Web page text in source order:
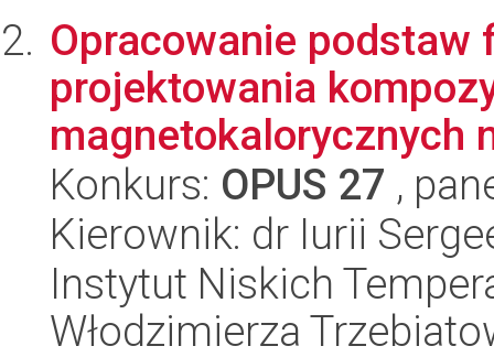
Opracowanie podstaw
projektowania
magnetokalorycznych
Konkurs: OPUS 27 ,
Kierownik: dr Iurii
Instytut Niskich
Włodzimierza